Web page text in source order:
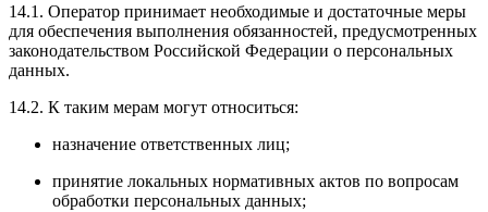
14.1. Оператор принимает необходимые и достаточные меры
для обеспечения выполнения обязанностей, предусмотренных
законодательством Российской Федерации о персональных
данных.
14.2. К таким мерам могут относиться:
назначение ответственных лиц;
принятие локальных нормативных актов по вопросам
обработки персональных данных;